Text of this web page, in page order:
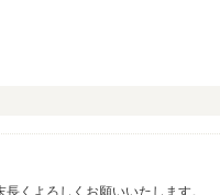
くよろしくお願いいたします。